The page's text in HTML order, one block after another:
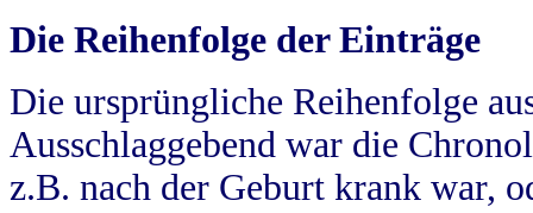
Die Reihenfolge der Einträge
Die ursprüngliche Reihenfolge
Ausschlaggebend war die
z.B. nach der Geburt krank war,